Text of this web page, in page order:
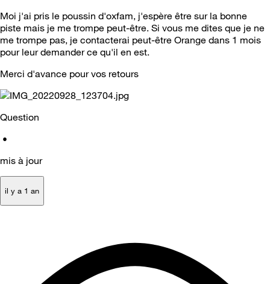
Moi j'ai pris le poussin d'oxfam, j'espère être sur la bonne
piste mais je me trompe peut-être. Si vous me dites que je ne
me trompe pas, je contacterai peut-être Orange dans 1 mois
pour leur demander ce qu'il en est.
Merci d'avance pour vos retours
Question
•
mis à jour
il y a 1 an